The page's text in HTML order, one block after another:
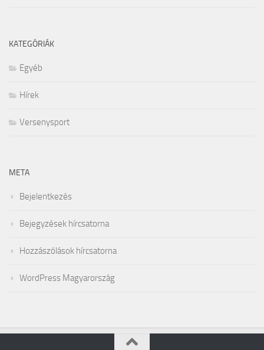
KATEGÓRIÁK
Egyéb
Hírek
Versenysport
META
Bejelentkezés
Bejegyzések hírcsatorna
Hozzászólások hírcsatorna
WordPress Magyarország